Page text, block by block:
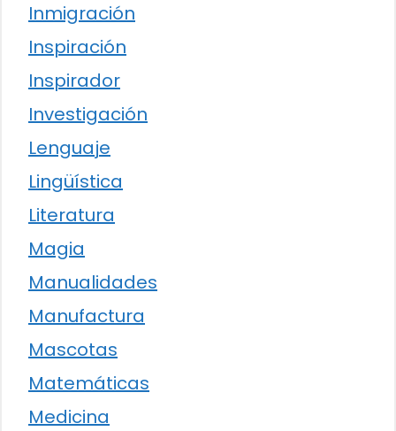
Inmigración
Inspiración
Inspirador
Investigación
Lenguaje
Lingüística
Literatura
Magia
Manualidades
Manufactura
Mascotas
Matemáticas
Medicina